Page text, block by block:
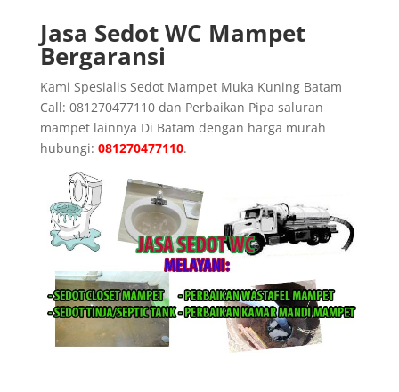
Jasa Sedot WC Mampet
Bergaransi
Kami Spesialis Sedot Mampet Muka Kuning Batam
Call: 081270477110 dan Perbaikan Pipa saluran
mampet lainnya Di Batam dengan harga murah
hubungi: 081270477110.